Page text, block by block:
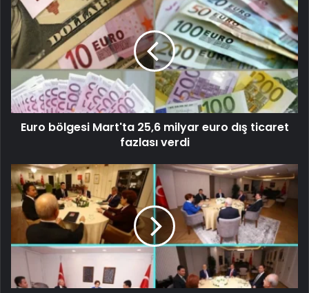
Euro bölgesi Mart'ta 25,6 milyar euro dış ticaret
fazlası verdi